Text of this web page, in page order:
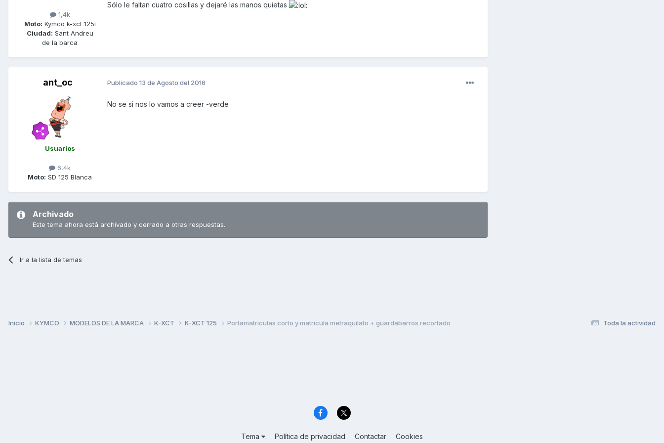
1,4k
Moto: Kymco k-xct 125i
Ciudad: Sant Andreu
de la barca
Sólo le faltan cuatro cosillas y dejaré las manos quietas
ant_oc
Usuarios
6,4k
Moto: SD 125 Blanca
Publicado 13 de Agosto del 2016
No se si nos lo vamos a creer -verde
Archivado
Este tema ahora está archivado y cerrado a otras respuestas.
Ir a la lista de temas
Toda la actividad
Inicio KYMCO MODELOS DE LA MARCA K-XCT K-XCT 125 Portamatriculas corto y matricula metraquilato + guardabarros recortado
Tema Política de privacidad Contactar Cookies